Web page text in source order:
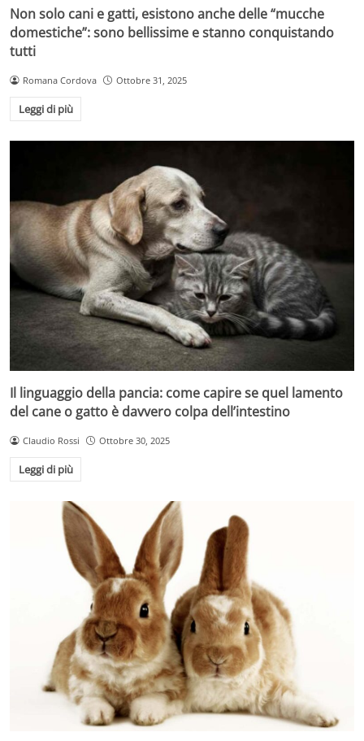
Non solo cani e gatti, esistono anche delle “mucche
domestiche”: sono bellissime e stanno conquistando
tutti
Romana Cordova Ottobre 31, 2025
Leggi di più
Il linguaggio della pancia: come capire se quel lamento
del cane o gatto è davvero colpa dell’intestino
Claudio Rossi Ottobre 30, 2025
Leggi di più